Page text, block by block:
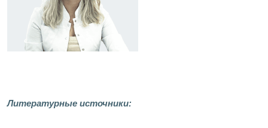
Литературные источники: